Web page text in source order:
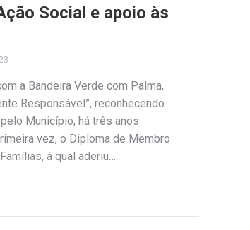
Social e apoio às
a Bandeira Verde com Palma,
Responsável”, reconhecendo
Município, há três anos
vez, o Diploma de Membro
à qual aderiu…